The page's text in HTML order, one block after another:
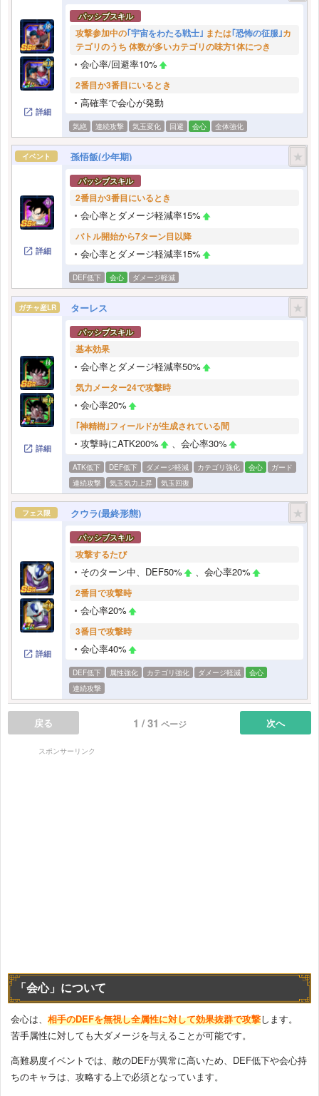
詳細
パッシブスキル
攻撃参加中の｢宇宙をわたる戦士｣ または｢恐怖の征服｣カ
テゴリのうち 体数が多いカテゴリの味方1体につき
会心率/回避率10%
2番目か3番目にいるとき
高確率で会心が発動
気絶 連続攻撃 気玉変化 回避 会心 全体強化
イベント ★
孫悟飯(少年期)
詳細
パッシブスキル
2番目か3番目にいるとき
会心率とダメージ軽減率15%
バトル開始から7ターン目以降
会心率とダメージ軽減率15%
DEF低下 会心 ダメージ軽減
ガチャ産LR ★
ターレス
詳細
パッシブスキル
基本効果
会心率とダメージ軽減率50%
気力メーター24で攻撃時
会心率20%
｢神精樹｣フィールドが生成されている間
攻撃時にATK200% 、会心率30%
ATK低下 DEF低下 ダメージ軽減 カテゴリ強化 会心
ガード
連続攻撃
気玉気力上昇 気玉回復
フェス限 ★
クウラ(最終形態)
詳細
パッシブスキル
攻撃するたび
そのターン中、DEF50% 、会心率20%
2番目で攻撃時
会心率20%
3番目で攻撃時
会心率40%
DEF低下 属性強化 カテゴリ強化 ダメージ軽減
会心
連続攻撃
戻る 1 / 31 ページ 次へ
スポンサーリンク
「会心」について
会心は、 相手のDEFを無視し全属性に対して効果抜群で攻撃します。
苦手属性に対しても大ダメージを与えることが可能です。
高難易度イベントでは、敵のDEFが異常に高いため、DEF低下や会心持
ちのキャラは、攻略する上で必須となっています。